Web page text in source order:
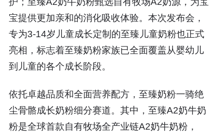
宝提供更加亲和的消化吸收体验。本次发布会，
专为3-14岁儿童成长定制的至臻儿童奶粉也正式
亮相，标志着至臻奶粉家族已全面覆盖从婴幼儿
到儿童的各个成长阶段。
依托卓越品质和全面营养配方，至臻奶粉一骑绝
尘骨骼成长奶粉细分赛道。其中，至臻A2奶牛奶
粉是全球首款自有牧场全产业链A2奶牛奶粉，